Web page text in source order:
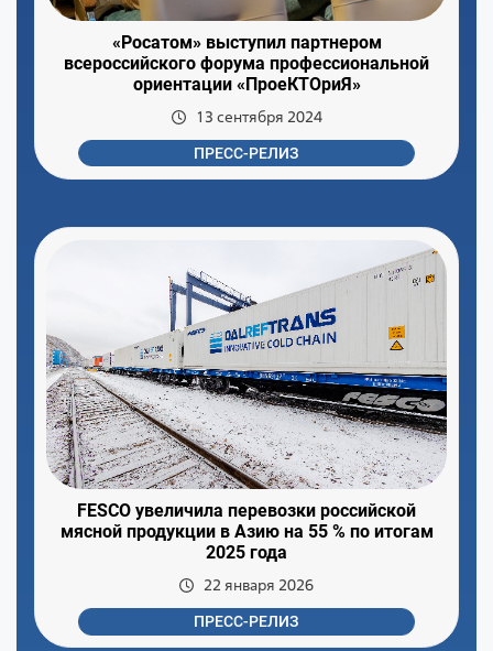
«Росатом» выступил партнером
всероссийского форума профессиональной
ориентации «ПроеКТОриЯ»
13 сентября 2024
ПРЕСС-РЕЛИЗ
FESCO увеличила перевозки российской
мясной продукции в Азию на 55 % по итогам
2025 года
22 января 2026
ПРЕСС-РЕЛИЗ